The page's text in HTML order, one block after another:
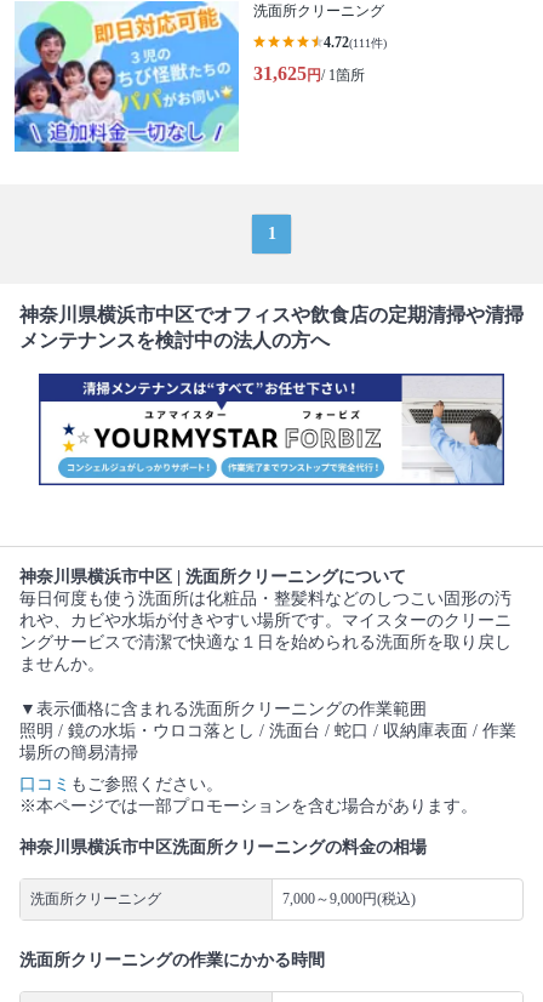
洗面所クリーニング
4.72(111件)
31,625円/ 1箇所
1
神奈川県横浜市中区でオフィスや飲食店の定期清掃や清掃
メンテナンスを検討中の法人の方へ
神奈川県横浜市中区 | 洗面所クリーニングについて
毎日何度も使う洗面所は化粧品・整髪料などのしつこい固形の汚
れや、カビや水垢が付きやすい場所です。マイスターのクリーニ
ングサービスで清潔で快適な１日を始められる洗面所を取り戻し
ませんか。
▼表示価格に含まれる洗面所クリーニングの作業範囲
照明 / 鏡の水垢・ウロコ落とし / 洗面台 / 蛇口 / 収納庫表面 / 作業
場所の簡易清掃
口コミ もご参照ください。
※本ページでは一部プロモーションを含む場合があります。
神奈川県横浜市中区洗面所クリーニングの料金の相場
洗面所クリーニング 7,000～9,000円(税込)
洗面所クリーニングの作業にかかる時間